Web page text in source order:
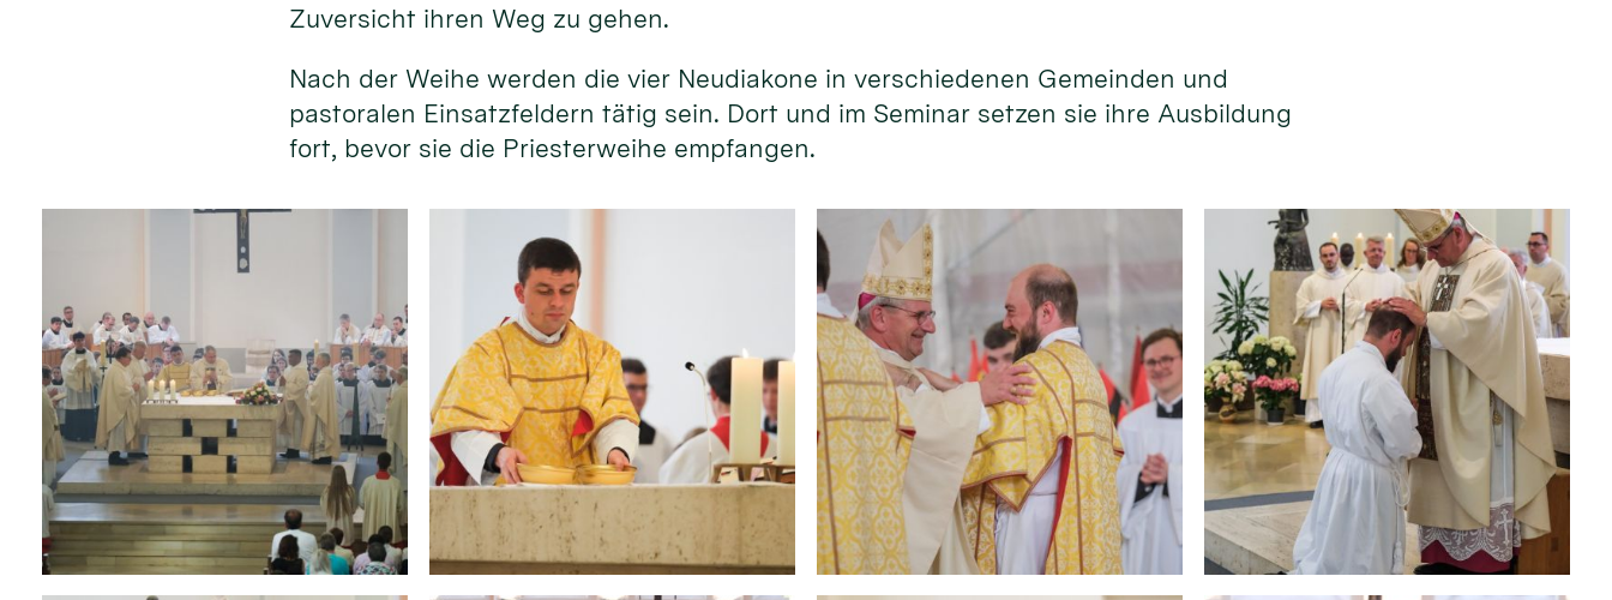
Zuversicht ihren Weg zu gehen.
Nach der Weihe werden die vier Neudiakone in verschiedenen Gemeinden und
pastoralen Einsatzfeldern tätig sein. Dort und im Seminar setzen sie ihre Ausbildung
fort, bevor sie die Priesterweihe empfangen.